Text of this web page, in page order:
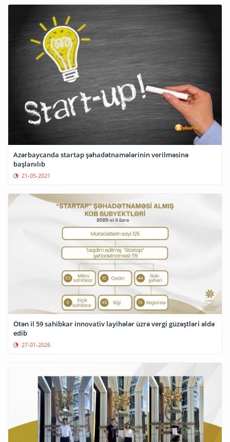
Azərbaycanda startap şəhadətnamələrinin verilməsinə
başlanılıb
21-05-2021
Ötən il 59 sahibkar innovativ layihələr üzrə vergi güzəştləri əldə
edib
27-01-2026